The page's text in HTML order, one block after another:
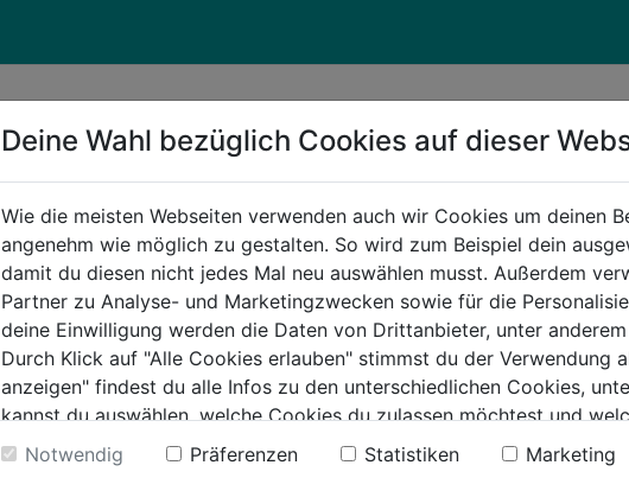
Deine Wahl bezüglich Cookies auf dieser
Wie die meisten Webseiten verwenden auch wir Cookies um deinen
angenehm wie möglich zu gestalten. So wird zum Beispiel dein
damit du diesen nicht jedes Mal neu auswählen musst. Außerdem
Partner zu Analyse- und Marketingzwecken sowie für die
deine Einwilligung werden die Daten von Drittanbieter, unter
Durch Klick auf "Alle Cookies erlauben" stimmst du der Verwendung
anzeigen" findest du alle Infos zu den unterschiedlichen Cookies,
kannst du auswählen, welche Cookies du zulassen möchtest und
Weitere Informationen findest du in unserer Datenschutzerklärung
Notwendig Präferenzen Statistiken Marketing